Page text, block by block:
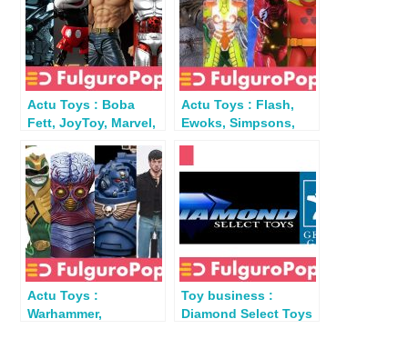
Actu Toys : Boba
Fett, JoyToy, Marvel,
HokutoNoKen
Actu Toys : Flash,
Ewoks, Simpsons,
Actu Toys :
Warhammer,
Toy business :
Diamond Select Toys